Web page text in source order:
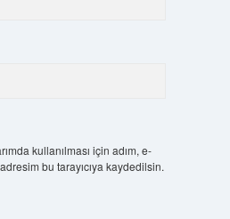
kullanılması için adım, e-
bu tarayıcıya kaydedilsin.